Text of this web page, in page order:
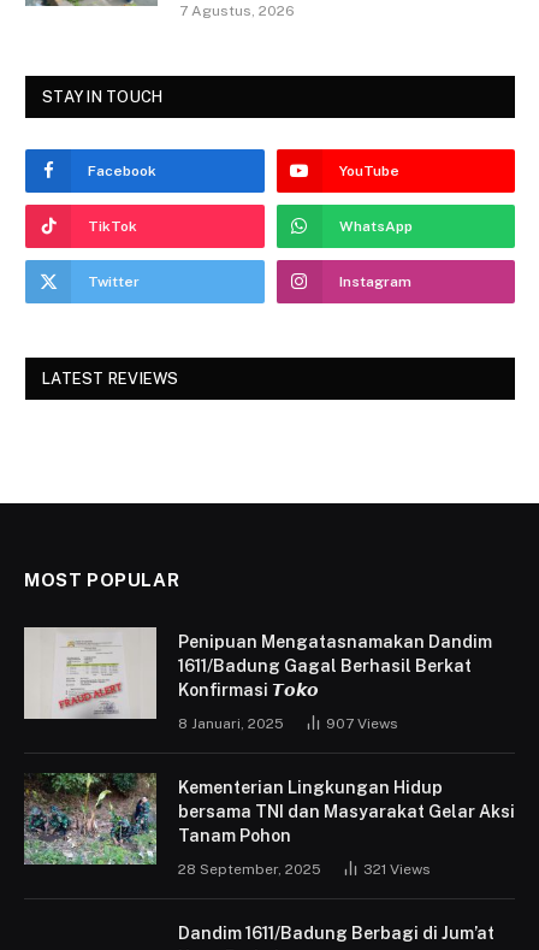
7 Agustus, 2026
STAY IN TOUCH
Facebook YouTube
TikTok WhatsApp
Twitter Instagram
LATEST REVIEWS
MOST POPULAR
Penipuan Mengatasnamakan Dandim
1611/Badung Gagal Berhasil Berkat
Konfirmasi 𝙏𝙤𝙠𝙤
8 Januari, 2025 907 Views
Kementerian Lingkungan Hidup
bersama TNI dan Masyarakat Gelar Aksi
Tanam Pohon
28 September, 2025 321 Views
Dandim 1611/Badung Berbagi di Jum’at